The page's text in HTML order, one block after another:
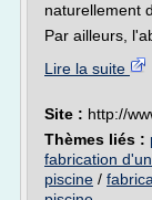
naturellement
Par ailleurs,
Lire la suite
Site : http://
Thèmes liés :
fabrication
piscine /